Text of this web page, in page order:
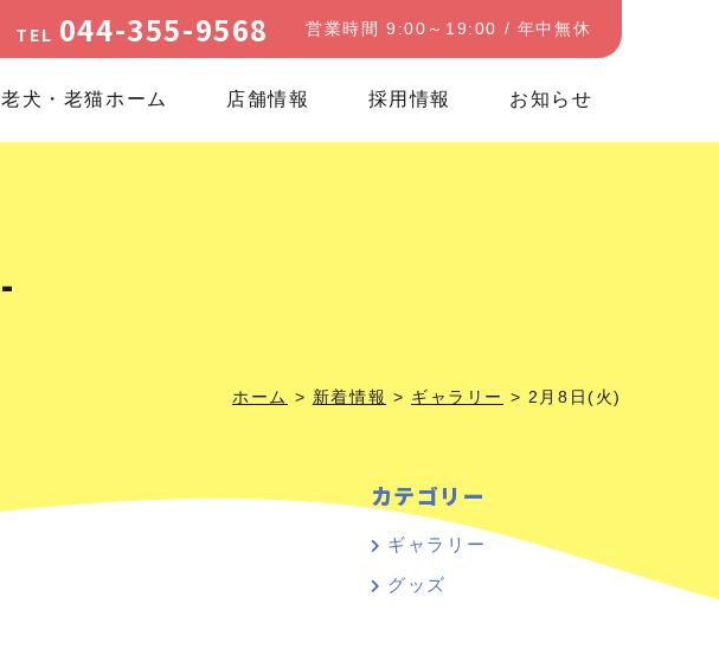
TEL 044-355-9568 営業時間 9:00～19:00 / 年中無休
老犬・老猫ホーム 店舗情報 採用情報 お知らせ
ホーム > 新着情報 > ギャラリー > 2月8日(火)
カテゴリー
ギャラリー
グッズ